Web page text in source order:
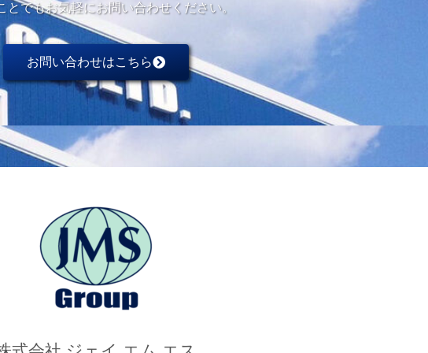
とでもお気軽にお問い合わせください。
お問い合わせはこちら